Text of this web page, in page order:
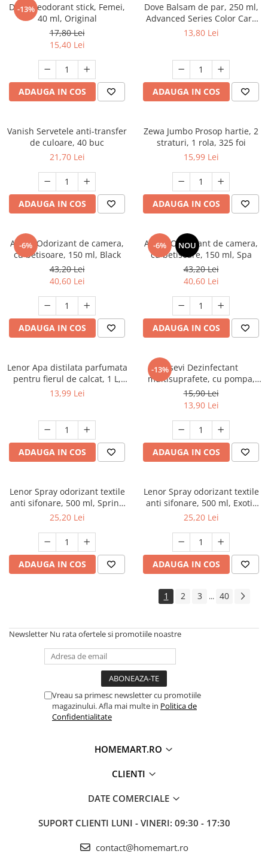
-13%
Dove Deodorant stick, Femei,
40 ml, Original
17,80 Lei
15,40 Lei
ADAUGA IN COS
Dove Balsam de par, 250 ml,
Advanced Series Color Care
Vibrancy, pentru par vopsit
13,80 Lei
ADAUGA IN COS
Vanish Servetele anti-transfer
de culoare, 40 buc
21,70 Lei
ADAUGA IN COS
Zewa Jumbo Prosop hartie, 2
straturi, 1 rola, 325 foi
15,99 Lei
ADAUGA IN COS
-6%
Areon Odorizant de camera,
cu betisoare, 150 ml, Black
43,20 Lei
40,60 Lei
ADAUGA IN COS
-6% NOU
Areon Odorizant de camera,
cu betisoare, 150 ml, Spa
43,20 Lei
40,60 Lei
ADAUGA IN COS
Lenor Apa distilata parfumata
pentru fierul de calcat, 1 L,
Spring Awakening
13,99 Lei
ADAUGA IN COS
-13%Asevi Dezinfectant
multisuprafete, cu pompa,
750 ml, Gerpostar Plus
15,90 Lei
13,90 Lei
ADAUGA IN COS
Lenor Spray odorizant textile
anti sifonare, 500 ml, Spring
Awakening
25,20 Lei
ADAUGA IN COS
Lenor Spray odorizant textile
anti sifonare, 500 ml, Exotic
Bloom
25,20 Lei
ADAUGA IN COS
1 2 3 ... 40
Newsletter Nu rata ofertele si promotiile noastre
Vreau sa primesc newsletter cu promotiile
magazinului. Afla mai multe in Politica de
Confidentialitate
HOMEMART.RO
CLIENTI
DATE COMERCIALE
SUPORT CLIENTI LUNI - VINERI: 09:30 - 17:30
contact@homemart.ro